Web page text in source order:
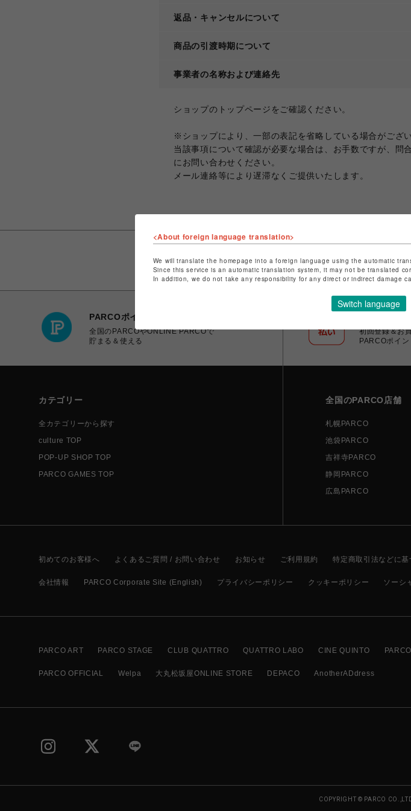
返品・キャンセルについて
商品の引渡時期について
事業者の名称および連絡先
ショップのトップページをご確認ください。
※ショップにより、一部の表記を省略している場合がござい
当該事項について確認が必要な場合は、お手数ですが、問
にお問い合わせください。
メール連絡等により遅滞なくご提供いたします。
PARCOポイント
全国のPARCOやONLINE PARCOで
貯まる＆使える
初回登録＆お
PARCOポイン
カテゴリー
全カテゴリーから探す
culture TOP
POP-UP SHOP TOP
PARCO GAMES TOP
全国のPARCO店舗
札幌PARCO
池袋PARCO
吉祥寺PARCO
静岡PARCO
広島PARCO
初めてのお客様へ よくあるご質問 / お問い合わせ お知らせ ご利用規約 特定商取引法などに基
会社情報 PARCO Corporate Site (English) プライバシーポリシー クッキーポリシー ソーシ
PARCO ART PARCO STAGE CLUB QUATTRO QUATTRO LABO CINE QUINTO
PARCO OFFICIAL Welpa 大丸松坂屋ONLINE STORE DEPACO AnotherADdress
COPYRIGHT © PARCO
<About foreign language translation>
We will translate the homepage into a foreign language using the automatic
Since this service is an automatic translation system, it may not be translated
In addition, we do not take any responsibility for any direct or indirect damage
Switch language